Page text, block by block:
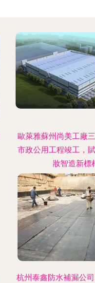
歐萊雅蘇州尚美工廠
市政公用工程竣工，
妝智造新標
杭州泰鑫防水補漏公